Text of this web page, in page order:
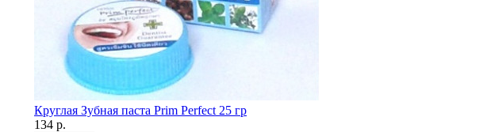
Круглая Зубная паста Prim Perfect 25 гр
134 р.